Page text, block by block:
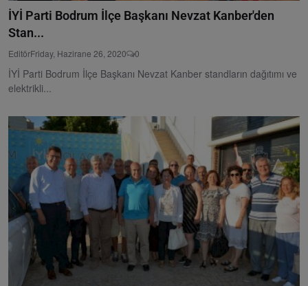
İYİ Parti Bodrum İlçe Başkanı Nevzat Kanber'den
Stan...
EditörFriday, Hazirane 26, 2020 0
İYİ Parti Bodrum İlçe Başkanı Nevzat Kanber standların dağıtımı ve
elektrikli...